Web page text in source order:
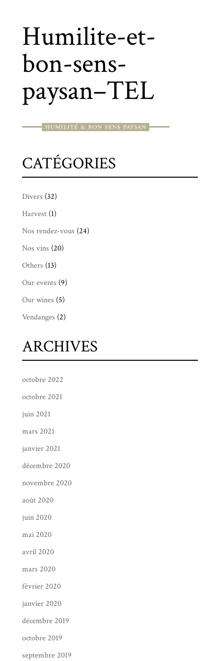
Humilite-et-
bon-sens-
paysan–TEL
CATÉGORIES
Divers (32)
Harvest(1)
Nos rendez-vous (24)
Nos vins (20)
Others (13)
Our events (9)
Our wines (5)
Vendanges (2)
ARCHIVES
octobre 2022
octobre 2021
juin 2021
mars 2021
janvier 2021
décembre 2020
novembre 2020
août 2020
juin 2020
mai 2020
avril 2020
mars 2020
février 2020
janvier 2020
décembre 2019
octobre 2019
septembre 2019